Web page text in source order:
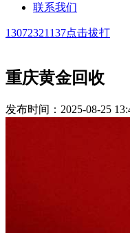
联系我们
13072321137点击拔打
重庆黄金回收
发布时间：2025-08-25